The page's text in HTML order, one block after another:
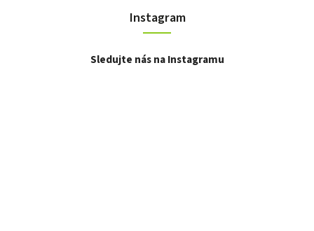
Instagram
Sledujte nás na Instagramu